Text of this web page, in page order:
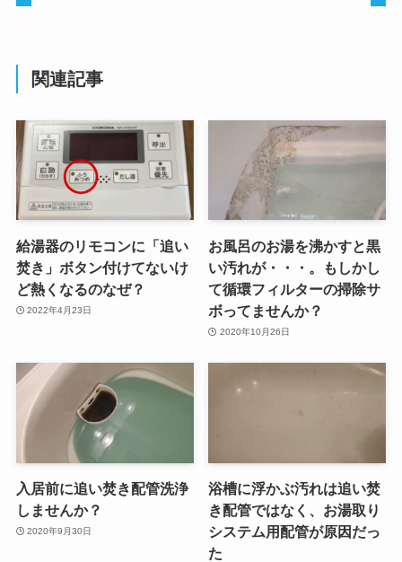
関連記事
給湯器のリモコンに「追い
焚き」ボタン付けてないけ
ど熱くなるのなぜ？
2022年4月23日
お風呂のお湯を沸かすと黒
い汚れが・・・。もしかし
て循環フィルターの掃除サ
ボってませんか？
2020年10月26日
入居前に追い焚き配管洗浄
しませんか？
2020年9月30日
浴槽に浮かぶ汚れは追い焚
き配管ではなく、お湯取り
システム用配管が原因だっ
た